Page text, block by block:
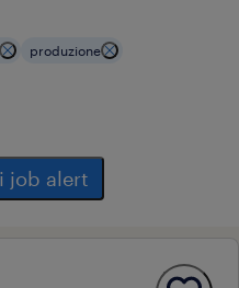
produzione
job alert